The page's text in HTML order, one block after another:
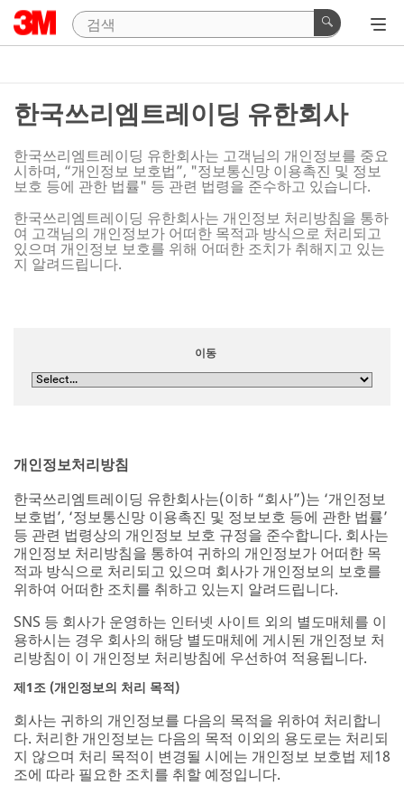
한국쓰리엠트레이딩 유한회사
한국쓰리엠트레이딩 유한회사는 고객님의 개인정보를 중요
시하며, “개인정보 보호법”, "정보통신망 이용촉진 및 정보
보호 등에 관한 법률" 등 관련 법령을 준수하고 있습니다.
한국쓰리엠트레이딩 유한회사는 개인정보 처리방침을 통하
여 고객님의 개인정보가 어떠한 목적과 방식으로 처리되고
있으며 개인정보 보호를 위해 어떠한 조치가 취해지고 있는
지 알려드립니다.
이동
개인정보처리방침
한국쓰리엠트레이딩 유한회사는(이하 “회사”)는 ‘개인정보
보호법’, ‘정보통신망 이용촉진 및 정보보호 등에 관한 법률’
등 관련 법령상의 개인정보 보호 규정을 준수합니다. 회사는
개인정보 처리방침을 통하여 귀하의 개인정보가 어떠한 목
적과 방식으로 처리되고 있으며 회사가 개인정보의 보호를
위하여 어떠한 조치를 취하고 있는지 알려드립니다.
SNS 등 회사가 운영하는 인터넷 사이트 외의 별도매체를 이
용하시는 경우 회사의 해당 별도매체에 게시된 개인정보 처
리방침이 이 개인정보 처리방침에 우선하여 적용됩니다.
제1조 (개인정보의 처리 목적)
회사는 귀하의 개인정보를 다음의 목적을 위하여 처리합니
다. 처리한 개인정보는 다음의 목적 이외의 용도로는 처리되
지 않으며 처리 목적이 변경될 시에는 개인정보 보호법 제18
조에 따라 필요한 조치를 취할 예정입니다.